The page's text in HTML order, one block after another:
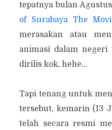
tepatnya bulan
of Surabaya The
merasakan atau
animasi dalam negeri
dirilis kok, hehe...
Tapi tenang untuk
tersebut, kemarin (13
telah secara resmi